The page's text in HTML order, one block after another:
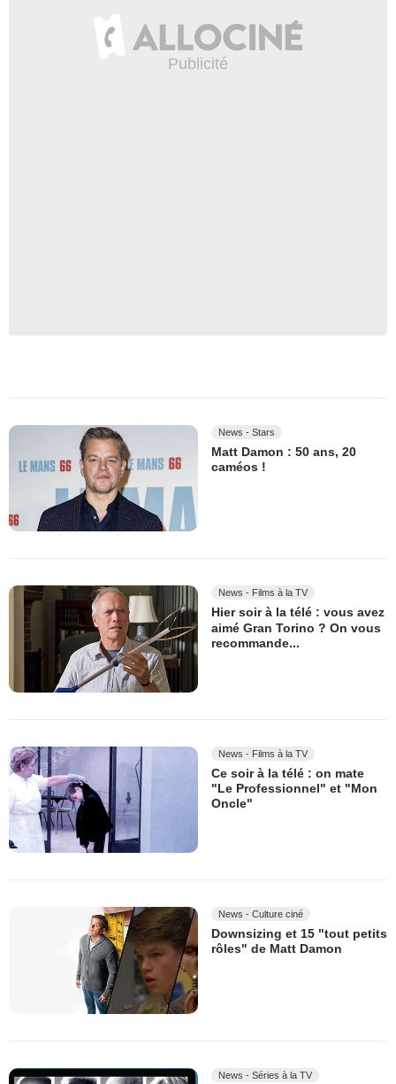
News - Stars
Matt Damon : 50 ans, 20
caméos !
News - Films à la TV
Hier soir à la télé : vous avez
aimé Gran Torino ? On vous
recommande...
News - Films à la TV
Ce soir à la télé : on mate
"Le Professionnel" et "Mon
Oncle"
News - Culture ciné
Downsizing et 15 "tout petits
rôles" de Matt Damon
News - Séries à la TV